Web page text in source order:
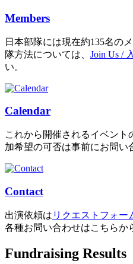
Members
日本部隊には現在約135名の
隊方法については、 Join Us /
い。
Calendar
これから開催されるイベン
加希望の可否は事前にお問い
Contact
出演依頼は リクエストフォー
各種お問い合わせはこちらか
Fundraising Results